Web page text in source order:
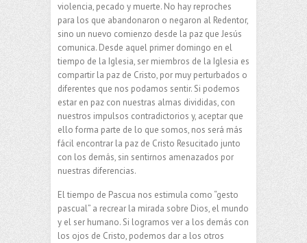
violencia, pecado y muerte. No hay reproches
para los que abandonaron o negaron al Redentor,
sino un nuevo comienzo desde la paz que Jesús
comunica. Desde aquel primer domingo en el
tiempo de la Iglesia, ser miembros de la Iglesia es
compartir la paz de Cristo, por muy perturbados o
diferentes que nos podamos sentir. Si podemos
estar en paz con nuestras almas divididas, con
nuestros impulsos contradictorios y, aceptar que
ello forma parte de lo que somos, nos será más
fácil encontrar la paz de Cristo Resucitado junto
con los demás, sin sentirnos amenazados por
nuestras diferencias.
El tiempo de Pascua nos estimula como “gesto
pascual” a recrear la mirada sobre Dios, el mundo
y el ser humano. Si logramos ver a los demás con
los ojos de Cristo, podemos dar a los otros